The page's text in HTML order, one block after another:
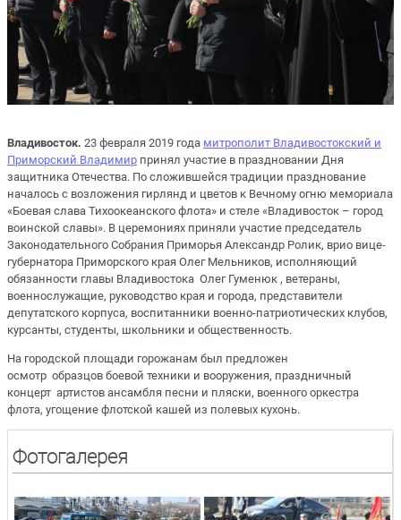
Владивосток. 23 февраля 2019 года митрополит Владивостокский и
Приморский Владимир принял участие в праздновании Дня
защитника Отечества. По сложившейся традиции празднование
началось с возложения гирлянд и цветов к Вечному огню мемориала
«Боевая слава Тихоокеанского флота» и стеле «Владивосток – город
воинской славы». В церемониях приняли участие председатель
Законодательного Собрания Приморья Александр Ролик, врио вице-
губернатора Приморского края Олег Мельников, исполняющий
обязанности главы Владивостока Олег Гуменюк , ветераны,
военнослужащие, руководство края и города, представители
депутатского корпуса, воспитанники военно-патриотических клубов,
курсанты, студенты, школьники и общественность.
На городской площади горожанам был предложен
осмотр образцов боевой техники и вооружения, праздничный
концерт артистов ансамбля песни и пляски, военного оркестра
флота, угощение флотской кашей из полевых кухонь.
Фотогалерея